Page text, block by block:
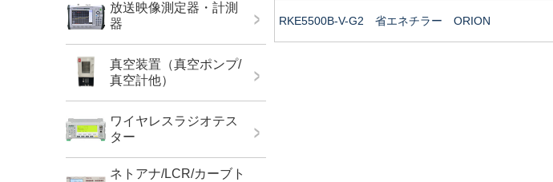
RKE5500B-V-G2 省エネチラー ORION
放送映像測定器・計測
器
真空装置（真空ポンプ/
真空計他）
ワイヤレスラジオテス
ター
ネトアナ/LCR/カーブト